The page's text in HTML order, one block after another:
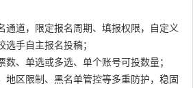
通道，限定报名周期、填报权限，自定义
手自主报名投稿；
、单选或多选、单个账号可投数量；
地区限制、黑名单管控等多重防护，稳固